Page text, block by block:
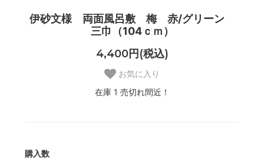
伊砂文様 両面風呂敷 梅 赤/グリーン
三巾（104ｃｍ）
4,400円(税込)
お気に入り
在庫 1 売切れ間近！
購入数